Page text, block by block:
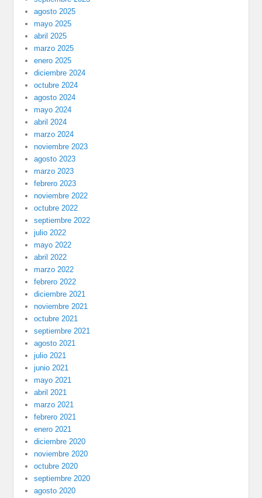
agosto 2025
mayo 2025
abril 2025
marzo 2025
enero 2025
diciembre 2024
octubre 2024
agosto 2024
mayo 2024
abril 2024
marzo 2024
noviembre 2023
agosto 2023
marzo 2023
febrero 2023
noviembre 2022
octubre 2022
septiembre 2022
julio 2022
mayo 2022
abril 2022
marzo 2022
febrero 2022
diciembre 2021
noviembre 2021
octubre 2021
septiembre 2021
agosto 2021
julio 2021
junio 2021
mayo 2021
abril 2021
marzo 2021
febrero 2021
enero 2021
diciembre 2020
noviembre 2020
octubre 2020
septiembre 2020
agosto 2020